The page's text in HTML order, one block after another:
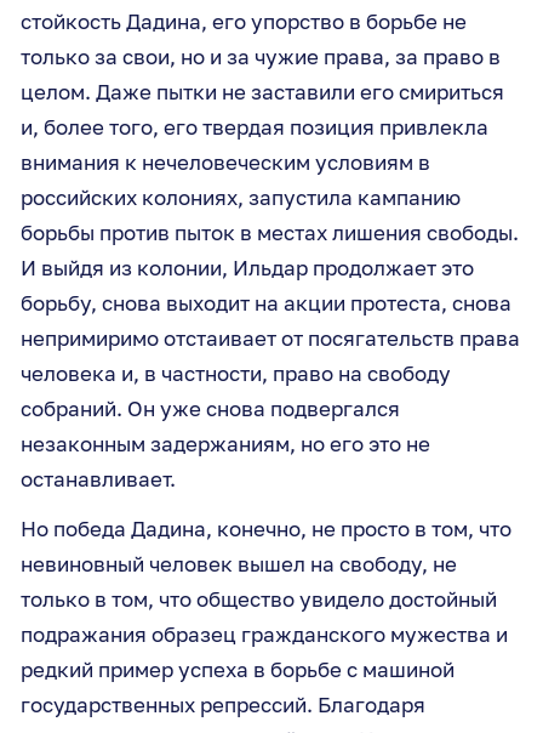
стойкость Дадина, его упорство в борьбе не
только за свои, но и за чужие права, за право в
целом. Даже пытки не заставили его смириться
и, более того, его твердая позиция привлекла
внимания к нечеловеческим условиям в
российских колониях, запустила кампанию
борьбы против пыток в местах лишения свободы.
И выйдя из колонии, Ильдар продолжает это
борьбу, снова выходит на акции протеста, снова
непримиримо отстаивает от посягательств права
человека и, в частности, право на свободу
собраний. Он уже снова подвергался
незаконным задержаниям, но его это не
останавливает.
Но победа Дадина, конечно, не просто в том, что
невиновный человек вышел на свободу, не
только в том, что общество увидело достойный
подражания образец гражданского мужества и
редкий пример успеха в борьбе с машиной
государственных репрессий. Благодаря